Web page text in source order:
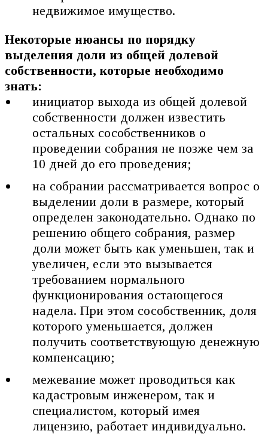
недвижимое имущество.
Некоторые нюансы по порядку
выделения доли из общей долевой
собственности, которые необходимо
знать:
инициатор выхода из общей долевой
собственности должен известить
остальных сособственников о
проведении собрания не позже чем за
10 дней до его проведения;
на собрании рассматривается вопрос о
выделении доли в размере, который
определен законодательно. Однако по
решению общего собрания, размер
доли может быть как уменьшен, так и
увеличен, если это вызывается
требованием нормального
функционирования остающегося
надела. При этом сособственник, доля
которого уменьшается, должен
получить соответствующую денежную
компенсацию;
межевание может проводиться как
кадастровым инженером, так и
специалистом, который имея
лицензию, работает индивидуально.